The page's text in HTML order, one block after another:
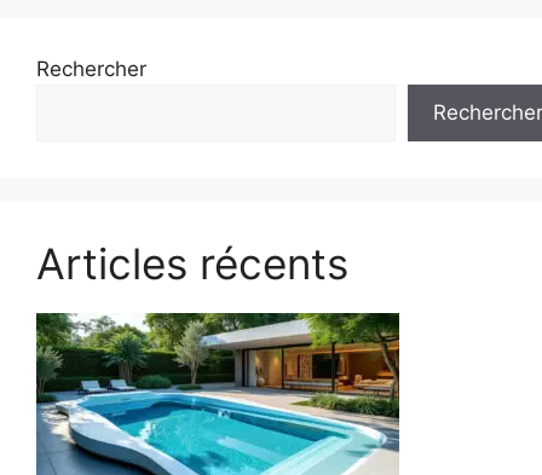
Rechercher
Rechercher
Articles récents